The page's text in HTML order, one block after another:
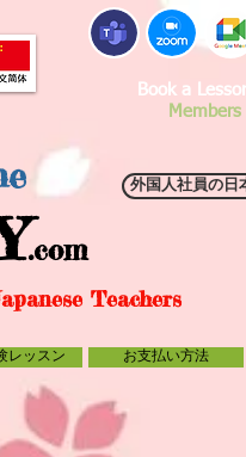
Book a
Members
.com
Teachers
外国人社員の日
レッスン お支払い方法